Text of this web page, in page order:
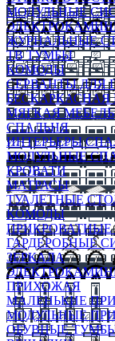
МОДУЛЬНЫЕ
ЖУРНАЛЬНЫЕ
ТВ ТУМБЫ
КОМОДЫ
СЕРВАНТЫ ДЛЯ
БЕСКАРКАСНАЯ
МЯГКАЯ МЕБЕЛЬ
СПАЛЬНЯ
ИНТЕРЬЕРЫ
МОДУЛЬНЫЕ
КРОВАТИ
МАТРАСЫ
ТУАЛЕТНЫЕ
КОМОДЫ
ГАРДЕРОБНЫЕ
ЗЕРКАЛА
ПРИХОЖАЯ
МАЛЕНЬКИЕ
МОДУЛЬНЫЕ
ОБУВНЫЕ